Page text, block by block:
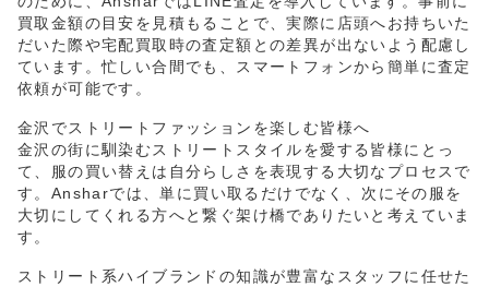
買取金額の目安を見積もることで、実際に店頭へお持ちいた
だいた際や宅配買取時の査定額との差異が出ないよう配慮し
ています。忙しい合間でも、スマートフォンから簡単に査定
依頼が可能です。
金沢でストリートファッションを楽しむ皆様へ
金沢の街に馴染むストリートスタイルを愛する皆様にとっ
て、服の買い替えは自分らしさを表現する大切なプロセスで
す。Ansharでは、単に買い取るだけでなく、次にその服を
大切にしてくれる方へと繋ぐ架け橋でありたいと考えていま
す。
ストリート系ハイブランドの知識が豊富なスタッフに任せた